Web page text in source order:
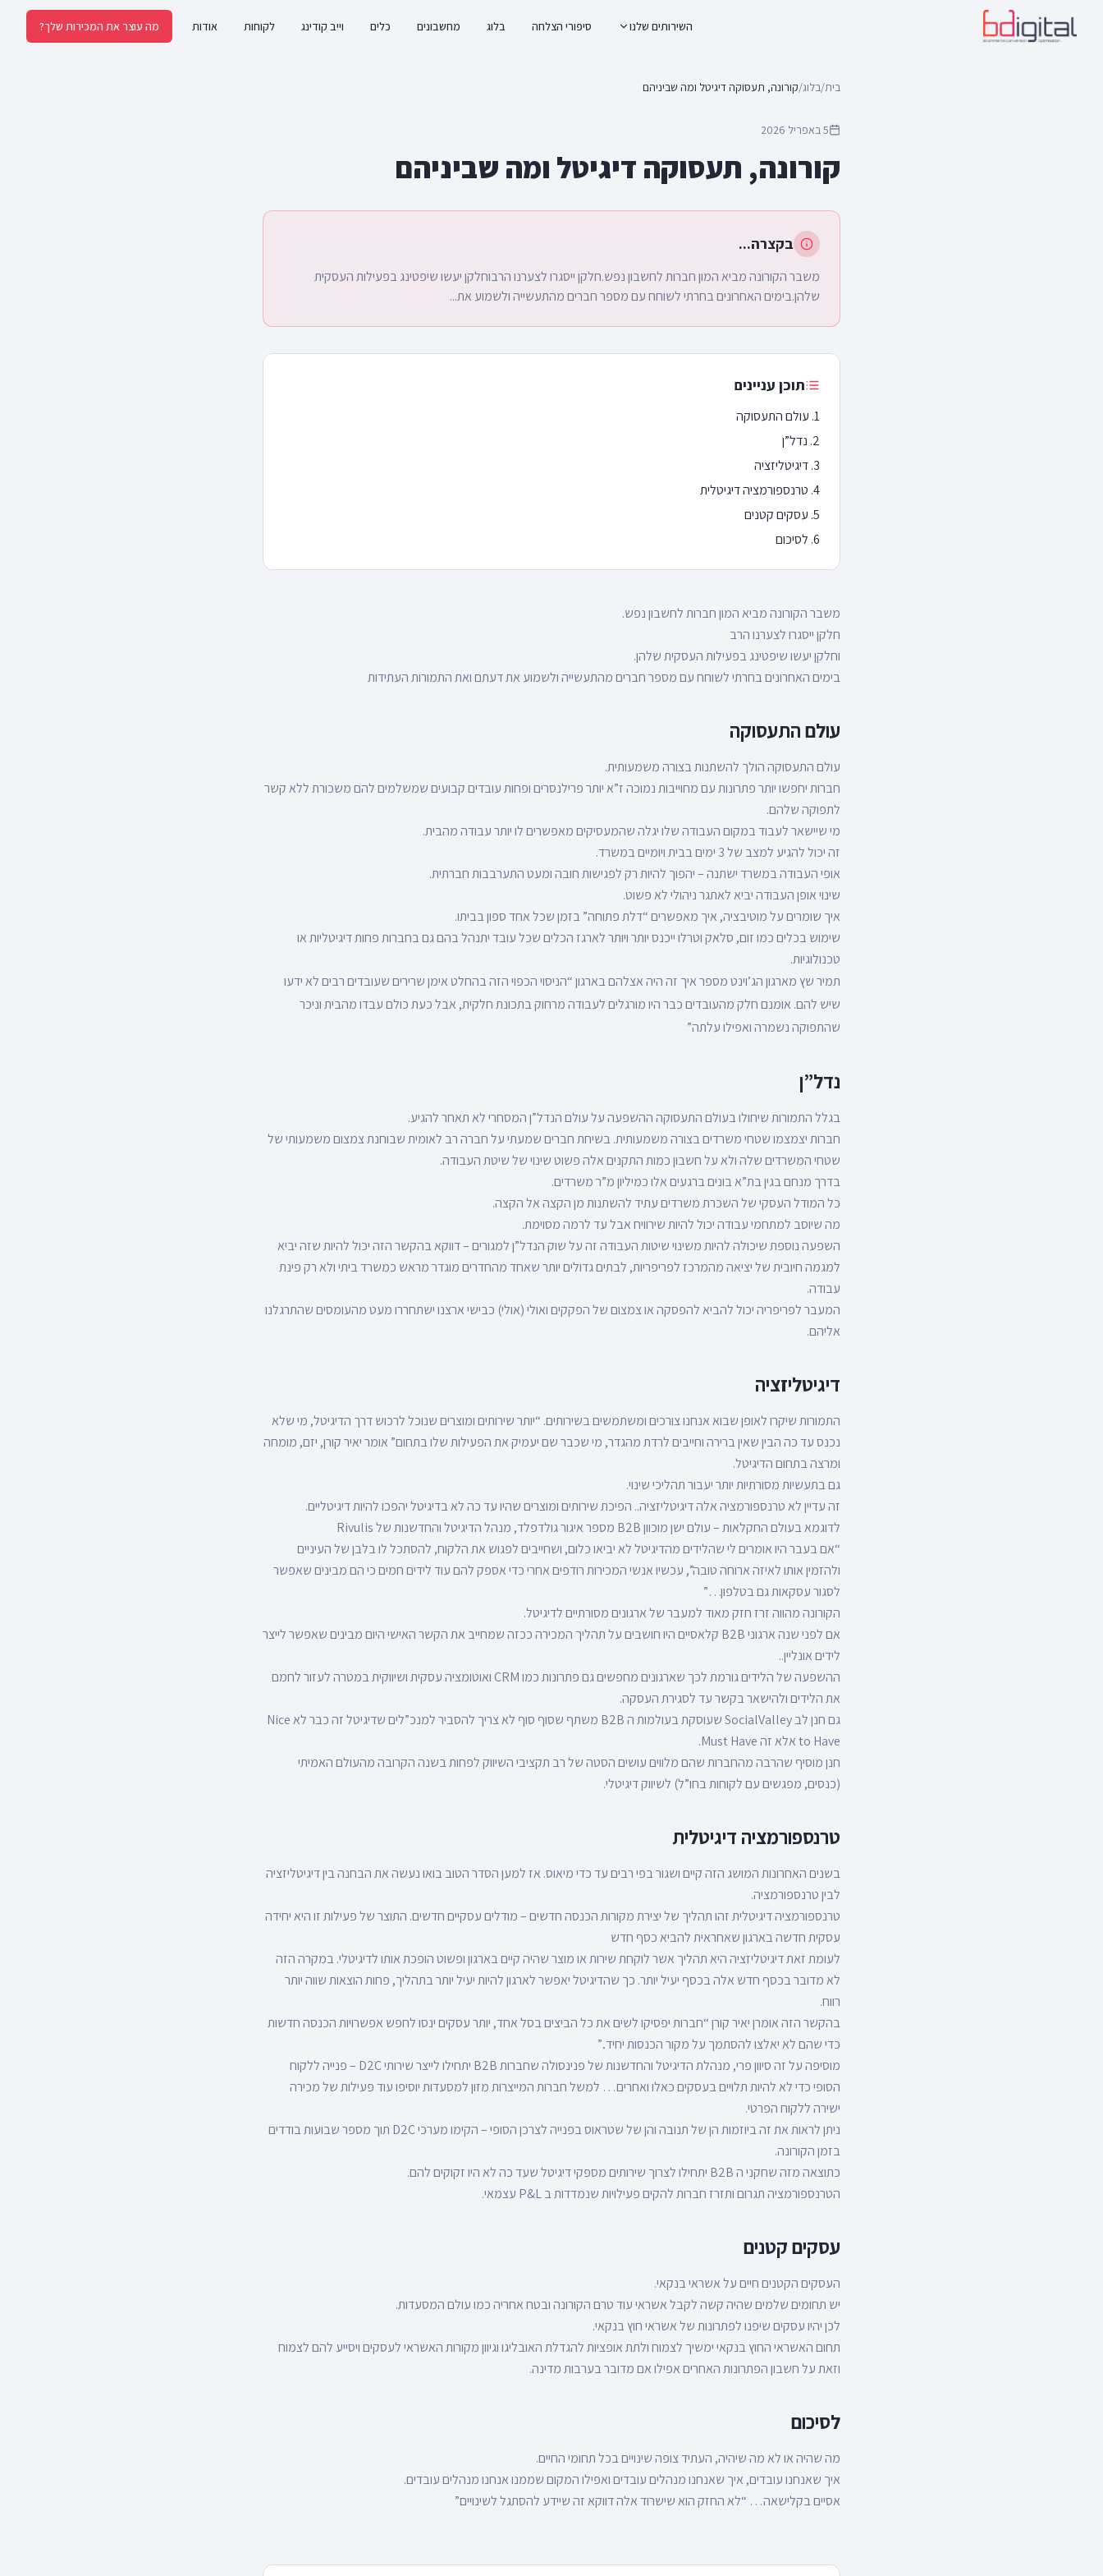
השירותים שלנו סיפורי הצלחה בלוג מחשבונים כלים וייב קודינג לקוחות אודות מה עוצר את המכירות שלך?
בית/בלוג/קורונה, תעסוקה דיגיטל ומה שביניהם
5 באפריל 2026
קורונה, תעסוקה דיגיטל ומה שביניהם
בקצרה...
משבר הקורונה מביא המון חברות לחשבון נפש.חלקן ייסגרו לצערנו הרבוחלקן יעשו שיפטינג בפעילות העסקית
שלהן.בימים האחרונים בחרתי לשוחח עם מספר חברים מהתעשייה ולשמוע את...
תוכן עניינים
עולם התעסוקה
נדל”ן
דיגיטליזציה
טרנספורמציה דיגיטלית
עסקים קטנים
לסיכום
משבר הקורונה מביא המון חברות לחשבון נפש.
חלקן ייסגרו לצערנו הרב
וחלקן יעשו שיפטינג בפעילות העסקית שלהן.
בימים האחרונים בחרתי לשוחח עם מספר חברים מהתעשייה ולשמוע את דעתם ואת התמורות העתידות
עולם התעסוקה
עולם התעסוקה הולך להשתנות בצורה משמעותית.
חברות יחפשו יותר פתרונות עם מחוייבות נמוכה ז”א יותר פרילנסרים ופחות עובדים קבועים שמשלמים להם משכורת ללא קשר
לתפוקה שלהם.
מי שיישאר לעבוד במקום העבודה שלו יגלה שהמעסיקים מאפשרים לו יותר עבודה מהבית.
זה יכול להגיע למצב של 3 ימים בבית ויומיים במשרד.
אופי העבודה במשרד ישתנה – יהפוך להיות רק לפגישות חובה ומעט התערבבות חברתית.
שינוי אופן העבודה יביא לאתגר ניהולי לא פשוט.
איך שומרים על מוטיבציה, איך מאפשרים “דלת פתוחה” בזמן שכל אחד ספון בביתו.
שימוש בכלים כמו זום, סלאק וטרלו ייכנס יותר ויותר לארגז הכלים שכל עובד יתנהל בהם גם בחברות פחות דיגיטליות או
טכנולוגיות.
תמיר שץ מארגון הג’וינט מספר איך זה היה אצלהם בארגון “הניסוי הכפוי הזה בהחלט אימן שרירים שעובדים רבים לא ידעו
שיש להם. אומנם חלק מהעובדים כבר היו מורגלים לעבודה מרחוק בתכונת חלקית, אבל כעת כולם עבדו מהבית וניכר
שהתפוקה נשמרה ואפילו עלתה”
נדל”ן
בגלל התמורות שיחולו בעולם התעסוקה ההשפעה על עולם הנדל”ן המסחרי לא תאחר להגיע.
חברות יצמצמו שטחי משרדים בצורה משמעותית. בשיחת חברים שמעתי על חברה רב לאומית שבוחנת צמצום משמעותי של
שטחי המשרדים שלה ולא על חשבון כמות התקנים אלה פשוט שינוי של שיטת העבודה.
בדרך מנחם בגין בת”א בונים ברגעים אלו כמיליון מ”ר משרדים.
כל המודל העסקי של השכרת משרדים עתיד להשתנות מן הקצה אל הקצה.
מה שיוסב למתחמי עבודה יכול להיות שירוויח אבל עד לרמה מסוימת.
השפעה נוספת שיכולה להיות משינוי שיטות העבודה זה על שוק הנדל”ן למגורים – דווקא בהקשר הזה יכול להיות שזה יביא
למגמה חיובית של יציאה מהמרכז לפריפריות, לבתים גדולים יותר שאחד מהחדרים מוגדר מראש כמשרד ביתי ולא רק פינת
עבודה.
המעבר לפריפריה יכול להביא להפסקה או צמצום של הפקקים ואולי (אולי) כבישי ארצנו ישתחררו מעט מהעומסים שהתרגלנו
אליהם.
דיגיטליזציה
התמורות שיקרו לאופן שבוא אנחנו צורכים ומשתמשים בשירותים. “יותר שירותים ומוצרים שנוכל לרכוש דרך הדיגיטל, מי שלא
נכנס עד כה הבין שאין ברירה וחייבים לרדת מהגדר, מי שכבר שם יעמיק את הפעילות שלו בתחום” אומר יאיר קורן, יזם, מומחה
ומרצה בתחום הדיגיטל.
גם בתעשיות מסורתיות יותר יעבור תהליכי שינוי.
זה עדיין לא טרנספורמציה אלה דיגיטליזציה.. הפיכת שירותים ומוצרים שהיו עד כה לא בדיגיטל יהפכו להיות דיגיטליים.
לדוגמא בעולם החקלאות – עולם ישן מוכוון B2B מספר איגור גולדפלד, מנהל הדיגיטל והחדשנות של Rivulis
“אם בעבר היו אומרים לי שהלידים מהדיגיטל לא יביאו כלום, ושחייבים לפגוש את הלקוח, להסתכל לו בלבן של העיניים
ולהזמין אותו לאיזה ארוחה טובה”, עכשיו אנשי המכירות רודפים אחרי כדי אספק להם עוד לידים חמים כי הם מבינים שאפשר
לסגור עסקאות גם בטלפון…”
הקורונה מהווה זרז חזק מאוד למעבר של ארגונים מסורתיים לדיגיטל.
אם לפני שנה ארגוני B2B קלאסיים היו חושבים על תהליך המכירה ככזה שמחייב את הקשר האישי היום מבינים שאפשר לייצר
לידים אונליין..
ההשפעה של הלידים גורמת לכך שארגונים מחפשים גם פתרונות כמו CRM ואוטומציה עסקית ושיווקית במטרה לעזור לחמם
את הלידים ולהישאר בקשר עד לסגירת העסקה.
גם חנן לב SocialValley שעוסקת בעולמות ה B2B משתף שסוף סוף לא צריך להסביר למנכ”לים שדיגיטל זה כבר לא Nice
to Have אלא זה Must Have.
חנן מוסיף שהרבה מהחברות שהם מלווים עושים הסטה של רב תקציבי השיווק לפחות בשנה הקרובה מהעולם האמיתי
(כנסים, מפגשים עם לקוחות בחו”ל) לשיווק דיגיטלי.
טרנספורמציה דיגיטלית
בשנים האחרונות המושג הזה קיים ושגור בפי רבים עד כדי מיאוס. אז למען הסדר הטוב בואו נעשה את הבחנה בין דיגיטליזציה
לבין טרנספורמציה.
טרנספורמציה דיגיטלית זהו תהליך של יצירת מקורות הכנסה חדשים – מודלים עסקיים חדשים. התוצר של פעילות זו היא יחידה
עסקית חדשה בארגון שאחראית להביא כסף חדש
לעומת זאת דיגיטליזציה היא תהליך אשר לוקחת שירות או מוצר שהיה קיים בארגון ופשוט הופכת אותו לדיגיטלי. במקרה הזה
לא מדובר בכסף חדש אלה בכסף יעיל יותר. כך שהדיגיטל יאפשר לארגון להיות יעיל יותר בתהליך, פחות הוצאות שווה יותר
רווח.
בהקשר הזה אומרן יאיר קורן “חברות יפסיקו לשים את כל הביצים בסל אחד, יותר עסקים ינסו לחפש אפשרויות הכנסה חדשות
כדי שהם לא יאלצו להסתמך על מקור הכנסות יחיד..”
מוסיפה על זה סיוון פרי, מנהלת הדיגיטל והחדשנות של פנינסולה שחברות B2B יתחילו לייצר שירותי D2C – פנייה ללקוח
הסופי כדי לא להיות תלויים בעסקים כאלו ואחרים… למשל חברות המייצרות מזון למסעדות יוסיפו עוד פעילות של מכירה
ישירה ללקוח הפרטי.
ניתן לראות את זה ביוזמות הן של תנובה והן של שטראוס בפנייה לצרכן הסופי – הקימו מערכי D2C תוך מספר שבועות בודדים
בזמן הקורונה.
כתוצאה מזה שחקני ה B2B יתחילו לצרוך שירותים מספקי דיגיטל שעד כה לא היו זקוקים להם.
הטרנספורמציה תגרום ותזרז חברות להקים פעילויות שנמדדות ב P&L עצמאי.
עסקים קטנים
העסקים הקטנים חיים על אשראי בנקאי.
יש תחומים שלמים שהיה קשה לקבל אשראי עוד טרם הקורונה ובטח אחריה כמו עולם המסעדות.
לכן יהיו עסקים שיפנו לפתרונות של אשראי חוץ בנקאי.
תחום האשראי החוץ בנקאי ימשיך לצמוח ולתת אופציות להגדלת האובליגו וגיוון מקורות האשראי לעסקים ויסייע להם לצמוח
וזאת על חשבון הפתרונות האחרים אפילו אם מדובר בערבות מדינה.
לסיכום
מה שהיה או לא מה שיהיה, העתיד צופה שינויים בכל תחומי החיים.
איך שאנחנו עובדים, איך שאנחנו מנהלים עובדים ואפילו המקום שממנו אנחנו מנהלים עובדים.
אסיים בקלישאה… “לא החזק הוא שישרוד אלה דווקא זה שיידע להסתגל לשינויים”